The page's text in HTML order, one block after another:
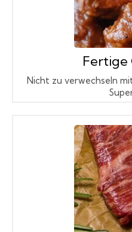
Fertige
Nicht zu verwechseln